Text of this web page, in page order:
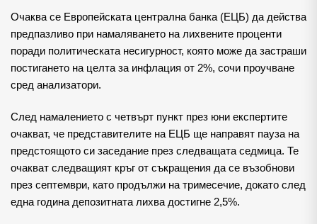
Очаква се Европейската централна банка (ЕЦБ) да действа
предпазливо при намаляването на лихвените проценти
поради политическата несигурност, която може да застраши
постигането на целта за инфлация от 2%, сочи проучване
сред анализатори.
След намалението с четвърт пункт през юни експертите
очакват, че представителите на ЕЦБ ще направят пауза на
предстоящото си заседание през следващата седмица. Те
очакват следващият кръг от съкращения да се възобнови
през септември, като продължи на тримесечие, докато след
една година депозитната лихва достигне 2,5%.